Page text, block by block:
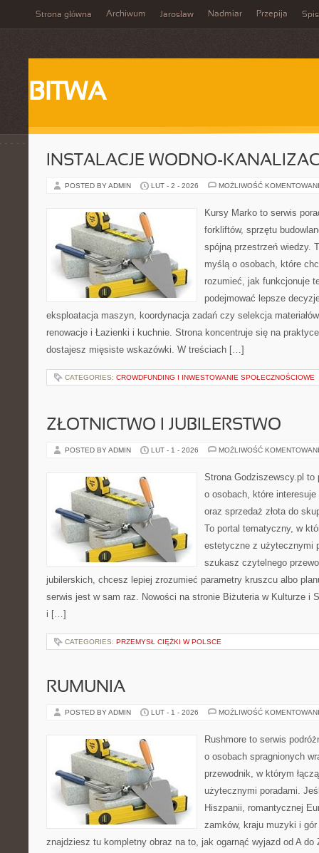
Strona główna Archiwum Jarosław Nadmiar Przepija
BITWA
INSTALACJE WODNO-
POSTED BY ADMIN LUT - 2 - 2026 MOŻLIWOŚĆ
Kursy Marko to serwis
forkliftów, sprzętu
spójną przestrzeń wiedzy.
myślą o osobach, które
rozumieć, jak funkcjonuje
podejmować lepsze
eksploatacja maszyn, koordynacja zadań czy selekcja
renowacje i Łazienki i kuchnie. Strona koncentruje się na
dostajesz mięsiste wskazówki. W treściach […]
CATEGORIES: CROWDFUNDING I INWESTOWANIE SPOŁECZNOŚCIOWE
ZŁOTNICTWO I JUBILERSTWO
POSTED BY ADMIN LUT - 1 - 2026 MOŻLIWOŚĆ
Strona Godziszewscy.pl to
o osobach, które
oraz sprzedaż złota do
To portal tematyczny, w
estetyczne z użytecznymi
szukasz czytelnego
jubilerskich, chcesz lepiej zrozumieć parametry kruszcu albo
serwis jest w sam raz. Nowości na stronie Biżuteria w Kulturze i
i […]
CATEGORIES: PRZEMYSŁ CIĘŻKI W POLSCE
RUMUNIA
POSTED BY ADMIN LUT - 1 - 2026 MOŻLIWOŚĆ
Rushmore to serwis
o osobach spragnionych
przewodnik, w którym
użytecznymi poradami.
Hiszpanii, romantycznej
zamków, kraju muzyki i
znajdziesz tu kompletny obraz na to, jak ogarnąć wyjazd od A do